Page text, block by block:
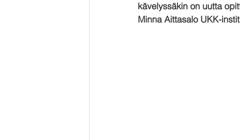
kävelyssäkin on uutta
Minna Aittasalo UKK-